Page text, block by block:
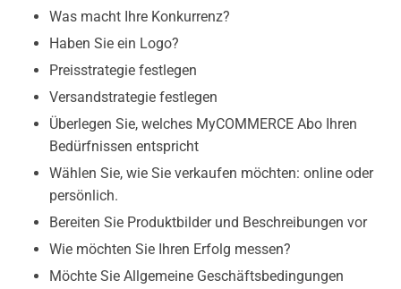
Was macht Ihre Konkurrenz?
Haben Sie ein Logo?
Preisstrategie festlegen
Versandstrategie festlegen
Überlegen Sie, welches MyCOMMERCE Abo Ihren
Bedürfnissen entspricht
Wählen Sie, wie Sie verkaufen möchten: online oder
persönlich.
Bereiten Sie Produktbilder und Beschreibungen vor
Wie möchten Sie Ihren Erfolg messen?
Möchte Sie Allgemeine Geschäftsbedingungen